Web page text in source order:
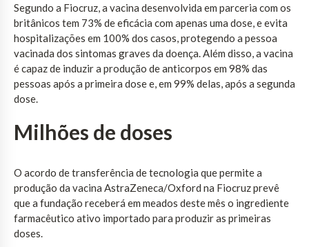
Segundo a Fiocruz, a vacina desenvolvida em parceria com os
britânicos tem 73% de eficácia com apenas uma dose, e evita
hospitalizações em 100% dos casos, protegendo a pessoa
vacinada dos sintomas graves da doença. Além disso, a vacina
é capaz de induzir a produção de anticorpos em 98% das
pessoas após a primeira dose e, em 99% delas, após a segunda
dose.
Milhões de doses
O acordo de transferência de tecnologia que permite a
produção da vacina AstraZeneca/Oxford na Fiocruz prevê
que a fundação receberá em meados deste mês o ingrediente
farmacêutico ativo importado para produzir as primeiras
doses.